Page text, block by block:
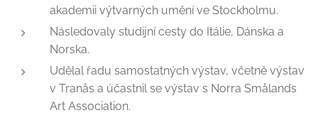
akademii výtvarných umění ve Stockholmu.
Následovaly studijní cesty do Itálie, Dánska a
Norska.
Udělal řadu samostatných výstav, včetně výstav
v Tranås a účastnil se výstav s Norra Smålands
Art Association.